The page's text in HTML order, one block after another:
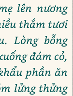
lên nương
thắm tươi
Lòng bỗng
đám cỏ,
phần ăn
lửng thửng